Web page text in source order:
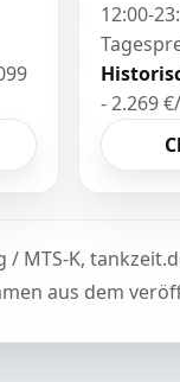
12:00-
- 2.269
/ MTS-K,
aus dem